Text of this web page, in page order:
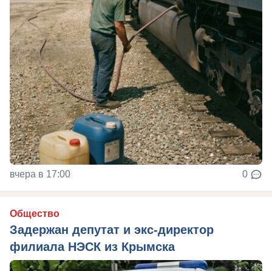
вчера в 17:00 0
Общество
Задержан депутат и экс-директор
филиала НЭСК из Крымска